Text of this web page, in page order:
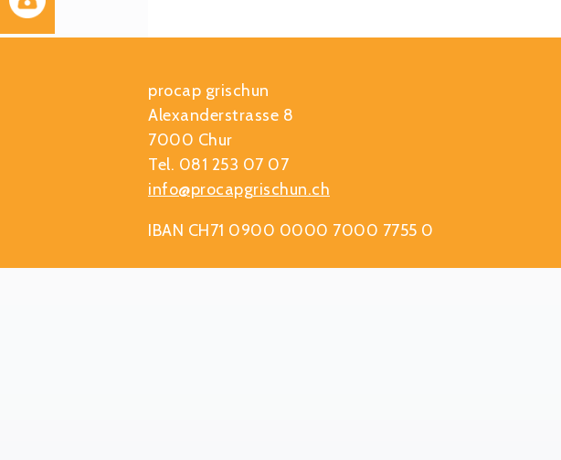
procap grischun
Alexanderstrasse 8
7000 Chur
Tel. 081 253 07 07
info@procapgrischun.ch
IBAN CH71 0900 0000 7000 7755 0